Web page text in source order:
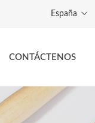
España
CONTÁCTENOS